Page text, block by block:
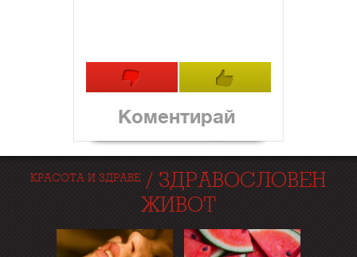
Коментирай
КРАСОТА И ЗДРАВЕ / ЗДРАВОСЛОВЕН
ЖИВОТ